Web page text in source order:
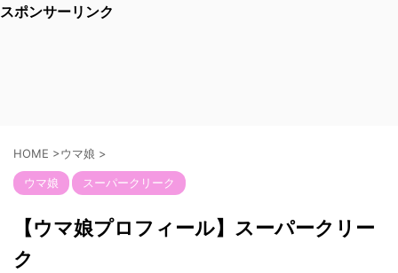
スポンサーリンク
HOME >ウマ娘 >
ウマ娘 スーパークリーク
【ウマ娘プロフィール】スーパークリー
ク